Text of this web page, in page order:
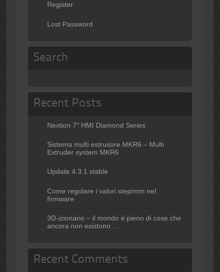
Register
Lost Password
Search
Recent Posts
Nextion 7″ HMI Diamond Series
Sistema multi estrusore MKR6 – Multi
Extruder system MKR6
Update 4.3.1 stable
Come regolare i valori step/mm nel
firmware
3D-izionario – il mondo è pieno di cose che
ancora non esistono …
Recent Comments